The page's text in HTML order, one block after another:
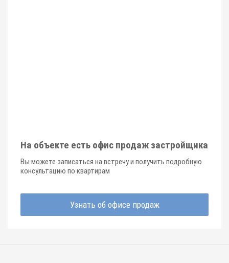
На объекте есть офис продаж застройщика
Вы можете записаться на встречу и получить подробную
консультацию по квартирам
Узнать об офисе продаж